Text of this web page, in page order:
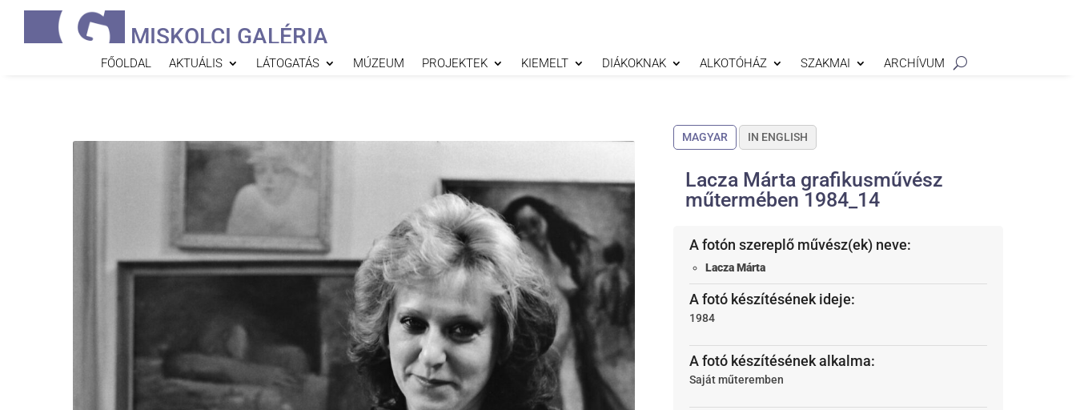
MISKOLCI GALÉRIA
FŐOLDAL AKTUÁLIS LÁTOGATÁS MÚZEUM PROJEKTEK KIEMELT DIÁKOKNAK ALKOTÓHÁZ SZAKMAI ARCHÍVUM
MAGYAR IN ENGLISH
Lacza Márta grafikusművész
műtermében 1984_14
A fotón szereplő művész(ek) neve:
Lacza Márta
A fotó készítésének ideje:
1984
A fotó készítésének alkalma:
Saját műteremben